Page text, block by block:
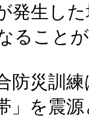
発生し
ること
防災訓練
」を震